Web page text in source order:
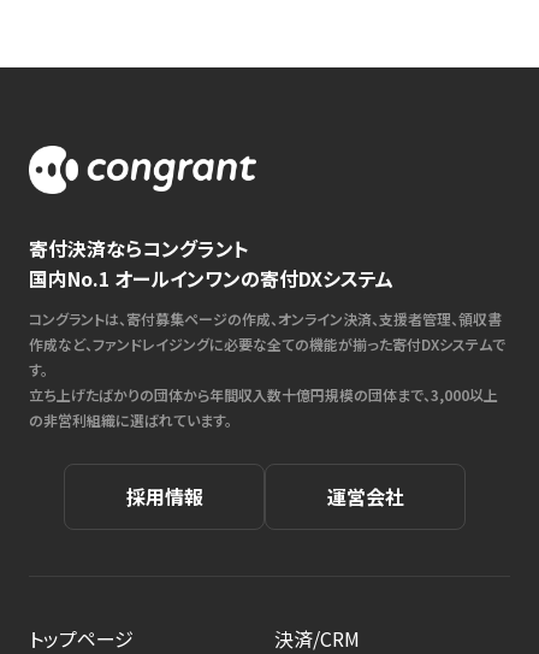
寄付決済ならコングラント
国内No.1 オールインワンの寄付DXシステム
コングラントは、寄付募集ページの作成、オンライン決済、支援者管理、領収書
作成など、ファンドレイジングに必要な全ての機能が揃った寄付DXシステムで
す。
立ち上げたばかりの団体から年間収入数十億円規模の団体まで、3,000以上
の非営利組織に選ばれています。
採用情報 運営会社
トップページ
決済/CRM